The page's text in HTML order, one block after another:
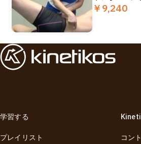
￥9,240
学習する
プレイリスト
コン